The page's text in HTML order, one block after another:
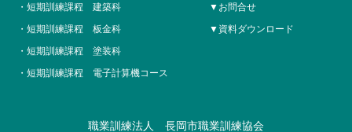
短期訓練課程 建築科
短期訓練課程 板金科
短期訓練課程 塗装科
短期訓練課程 電子計算機コース
お問合せ
資料ダウンロード
職業訓練法人 長岡市職業訓練協会